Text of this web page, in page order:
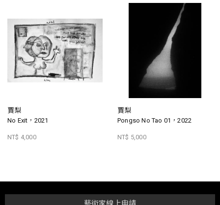
賈梨
No Exit，2021
NT$ 4,000
賈梨
Pongso No Tao 01，2022
NT$ 5,000